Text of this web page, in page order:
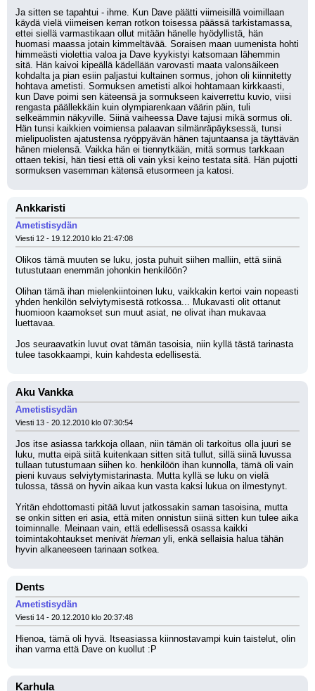
Ja sitten se tapahtui - ihme. Kun Dave päätti viimeisillä voimillaan
käydä vielä viimeisen kerran rotkon toisessa päässä tarkistamassa,
ettei siellä varmastikaan ollut mitään hänelle hyödyllistä, hän
huomasi maassa jotain kimmeltävää. Soraisen maan uumenista hohti
himmeästi violettia valoa ja Dave kyykistyi katsomaan lähemmin
sitä. Hän kaivoi kipeällä kädellään varovasti maata valonsäikeen
kohdalta ja pian esiin paljastui kultainen sormus, johon oli kiinnitetty
hohtava ametisti. Sormuksen ametisti alkoi hohtamaan kirkkaasti,
kun Dave poimi sen käteensä ja sormukseen kaiverrettu kuvio, viisi
rengasta päällekkäin kuin olympiarenkaan väärin päin, tuli
selkeämmin näkyville. Siinä vaiheessa Dave tajusi mikä sormus oli.
Hän tunsi kaikkien voimiensa palaavan silmänräpäyksessä, tunsi
mielipuolisten ajatustensa ryöppyävän hänen tajuntaansa ja täyttävän
hänen mielensä. Vaikka hän ei tiennytkään, mitä sormus tarkkaan
ottaen tekisi, hän tiesi että oli vain yksi keino testata sitä. Hän pujotti
sormuksen vasemman kätensä etusormeen ja katosi.
Ankkaristi
Ametistisydän
Viesti 12 - 19.12.2010 klo 21:47:08
Olikos tämä muuten se luku, josta puhuit siihen malliin, että siinä
tutustutaan enemmän johonkin henkilöön?
Olihan tämä ihan mielenkiintoinen luku, vaikkakin kertoi vain nopeasti
yhden henkilön selviytymisestä rotkossa... Mukavasti olit ottanut
huomioon kaamokset sun muut asiat, ne olivat ihan mukavaa
luettavaa.
Jos seuraavatkin luvut ovat tämän tasoisia, niin kyllä tästä tarinasta
tulee tasokkaampi, kuin kahdesta edellisestä.
Aku Vankka
Ametistisydän
Viesti 13 - 20.12.2010 klo 07:30:54
Jos itse asiassa tarkkoja ollaan, niin tämän oli tarkoitus olla juuri se
luku, mutta eipä siitä kuitenkaan sitten sitä tullut, sillä siinä luvussa
tullaan tutustumaan siihen ko. henkilöön ihan kunnolla, tämä oli vain
pieni kuvaus selviytymistarinasta. Mutta kyllä se luku on vielä
tulossa, tässä on hyvin aikaa kun vasta kaksi lukua on ilmestynyt.
Yritän ehdottomasti pitää luvut jatkossakin saman tasoisina, mutta
se onkin sitten eri asia, että miten onnistun siinä sitten kun tulee aika
toiminnalle. Meinaan vain, että edellisessä osassa kaikki
toimintakohtaukset menivät hieman yli, enkä sellaisia halua tähän
hyvin alkaneeseen tarinaan sotkea.
Dents
Ametistisydän
Viesti 14 - 20.12.2010 klo 20:37:48
Hienoa, tämä oli hyvä. Itseasiassa kiinnostavampi kuin taistelut, olin
ihan varma että Dave on kuollut :P
Karhula